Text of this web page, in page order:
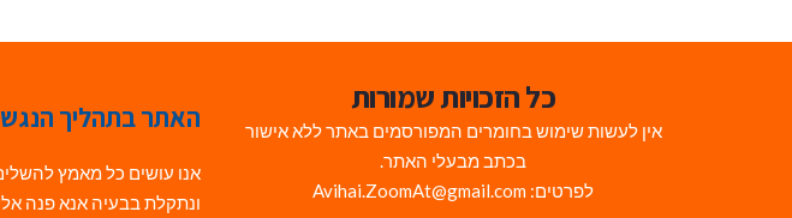
כל הזכויות שמורות
אין לעשות שימוש בחומרים המפורסמים באתר ללא אישור
בכתב מבעלי האתר.
לפרטים: Avihai.ZoomAt@gmail.com
האתר בתהליך
אנו עושים כל מאמץ
ונתקלת בבעיה אנא פנה